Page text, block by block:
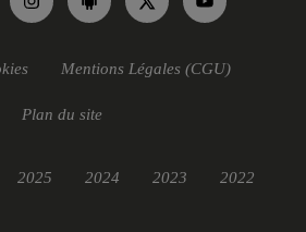
Mentions Légales (CGU)
Plan du site
2025 2024 2023 2022